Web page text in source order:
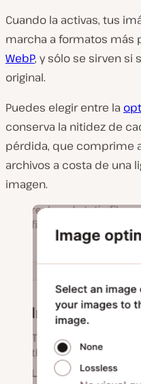
Cuando la activas, tus
marcha a formatos más
WebP, y sólo se sirven si
original.
Puedes elegir entre la
conserva la nitidez de
pérdida, que comprime
archivos a costa de una
imagen.